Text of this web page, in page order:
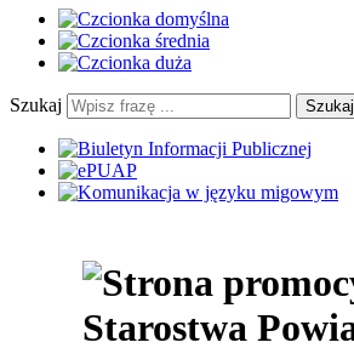
Szukaj Szukaj